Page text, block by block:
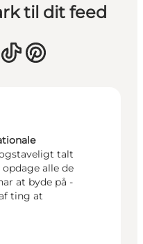
til dit feed
talt
alle de
at byde på -
ting at